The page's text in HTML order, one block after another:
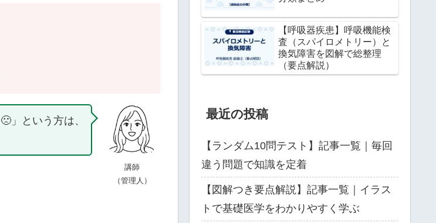
講師
（管理人）
🙁」という方は、
【呼吸器疾患】呼吸機能検
査（スパイロメトリー）と
換気障害を図解で総整理
（要点解説）
最近の投稿
【ランダム10問テスト】記事一覧｜毎回
違う問題で知識を定着
【図解つき要点解説】記事一覧｜イラス
トで基礎医学をわかりやすく学ぶ